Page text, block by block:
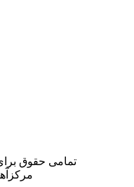
تمامی حقوق